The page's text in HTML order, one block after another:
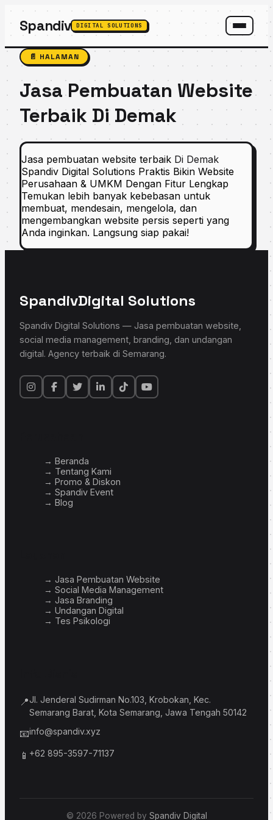
Spandiv DIGITAL SOLUTIONS
📄 HALAMAN
Jasa Pembuatan Website
Terbaik Di Demak
Jasa pembuatan website terbaik Di Demak
Spandiv Digital Solutions Praktis Bikin Website
Perusahaan & UMKM Dengan Fitur Lengkap
Temukan lebih banyak kebebasan untuk
membuat, mendesain, mengelola, dan
mengembangkan website persis seperti yang
Anda inginkan. Langsung siap pakai!
SpandivDigital Solutions
Spandiv Digital Solutions — Jasa pembuatan website,
social media management, branding, dan undangan
digital. Agency terbaik di Semarang.
→ Beranda
→ Tentang Kami
→ Promo & Diskon
→ Spandiv Event
→ Blog
→ Jasa Pembuatan Website
→ Social Media Management
→ Jasa Branding
→ Undangan Digital
→ Tes Psikologi
📍Jl. Jenderal Sudirman No.103, Krobokan, Kec.
Semarang Barat, Kota Semarang, Jawa Tengah 50142
📧info@spandiv.xyz
📱 +62 895-3597-71137
© 2026 Powered by Spandiv Digital
SPANDIV ASSISTANT